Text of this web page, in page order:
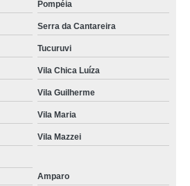
Pompéia
Serra da Cantareira
Tucuruvi
Vila Chica Luíza
Vila Guilherme
Vila Maria
Vila Mazzei
Amparo